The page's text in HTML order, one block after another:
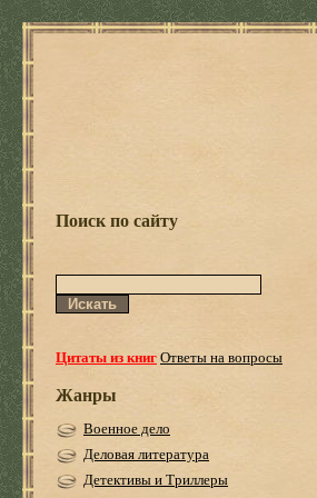
Поиск по сайту
Цитаты из книгОтветы на вопросы
Жанры
Военное дело
Деловая литература
Детективы и Триллеры